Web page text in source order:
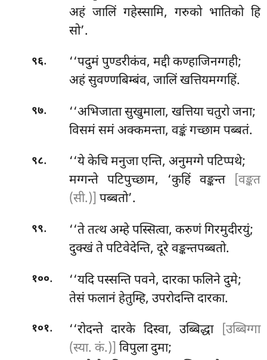
अहं जालिं गहेस्सामि, गरुको भातिको हि
सो’.
९६. ‘‘पदुमंपुण्डरीकंव, मद्दी कण्हाजिनग्गही;
अहं सुवण्णबिम्बंव, जालिं खत्तियमग्गहिं.
९७.
‘‘अभिजाता सुखुमाला, खत्तिया चतुरो जना;
विसमं समं अक्कमन्ता, वङ्कं गच्छाम पब्बतं.
९८.
‘‘ये केचि मनुजा एन्ति, अनुमग्गे पटिप्पथे;
मग्गन्ते पटिपुच्छाम, ‘कुहिं वङ्कन्त
[वङ्कत
(सी.)] पब्बतो’.
९९.
‘‘ते तत्थ अम्हे पस्सित्वा, करुणं गिरमुदीरयुं;
दुक्खं ते पटिवेदेन्ति, दूरे वङ्कन्तपब्बतो.
१००.
‘‘यदि पस्सन्ति पवने, दारका फलिने दुमे;
तेसं फलानं हेतुम्हि, उपरोदन्ति दारका.
१०१. ‘‘रोदन्ते दारके दिस्वा, उब्बिद्धा
[उब्बिग्गा
(स्या. कं.)] विपुला दुमा;